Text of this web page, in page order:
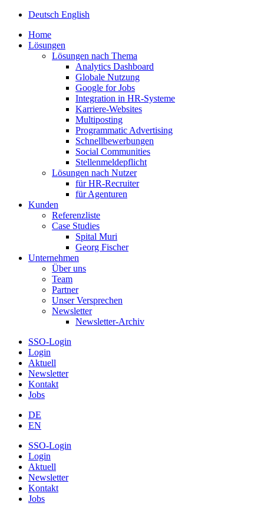
Deutsch English
Home
Lösungen
Lösungen nach Thema
Analytics Dashboard
Globale Nutzung
Google for Jobs
Integration in HR-Systeme
Karriere-Websites
Multiposting
Programmatic Advertising
Schnellbewerbungen
Social Communities
Stellenmeldepflicht
Lösungen nach Nutzer
für HR-Recruiter
für Agenturen
Kunden
Referenzliste
Case Studies
Spital Muri
Georg Fischer
Unternehmen
Über uns
Team
Partner
Unser Versprechen
Newsletter
Newsletter-Archiv
SSO-Login
Login
Aktuell
Newsletter
Kontakt
Jobs
DE
EN
SSO-Login
Login
Aktuell
Newsletter
Kontakt
Jobs